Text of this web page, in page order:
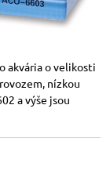
akvária o velikosti
nízkou
a výše jsou